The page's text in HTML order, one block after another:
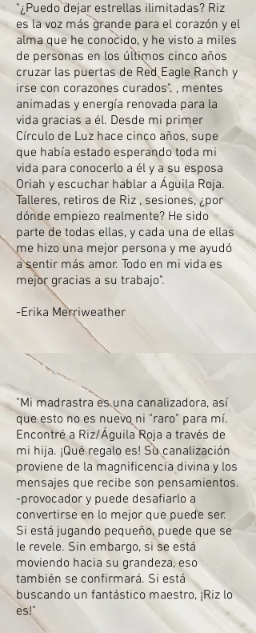
"¿Puedo dejar estrellas ilimitadas? Riz
es la voz más grande para el corazón y el
alma que he conocido, y he visto a miles
de personas en los últimos cinco años
cruzar las puertas de Red Eagle Ranch y
irse con corazones curados". , mentes
animadas y energía renovada para la
vida gracias a él. Desde mi primer
Círculo de Luz hace cinco años, supe
que había estado esperando toda mi
vida para conocerlo a él y a su esposa
Oriah y escuchar hablar a Águila Roja.
Talleres, retiros de Riz , sesiones, ¿por
dónde empiezo realmente? He sido
parte de todas ellas, y cada una de ellas
me hizo una mejor persona y me ayudó
a sentir más amor. Todo en mi vida es
mejor gracias a su trabajo".
-Erika Merriweather
"Mi madrastra es una canalizadora, así
que esto no es nuevo ni "raro" para mí.
Encontré a Riz/Águila Roja a través de
mi hija. ¡Qué regalo es! Su canalización
proviene de la magnificencia divina y los
mensajes que recibe son pensamientos.
-provocador y puede desafiarlo a
convertirse en lo mejor que puede ser.
Si está jugando pequeño, puede que se
le revele. Sin embargo, si se está
moviendo hacia su grandeza, eso
también se confirmará. Si está
buscando un fantástico maestro, ¡Riz lo
es!"